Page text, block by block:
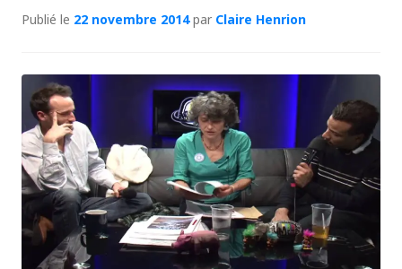
Publié le 22 novembre 2014par Claire Henrion